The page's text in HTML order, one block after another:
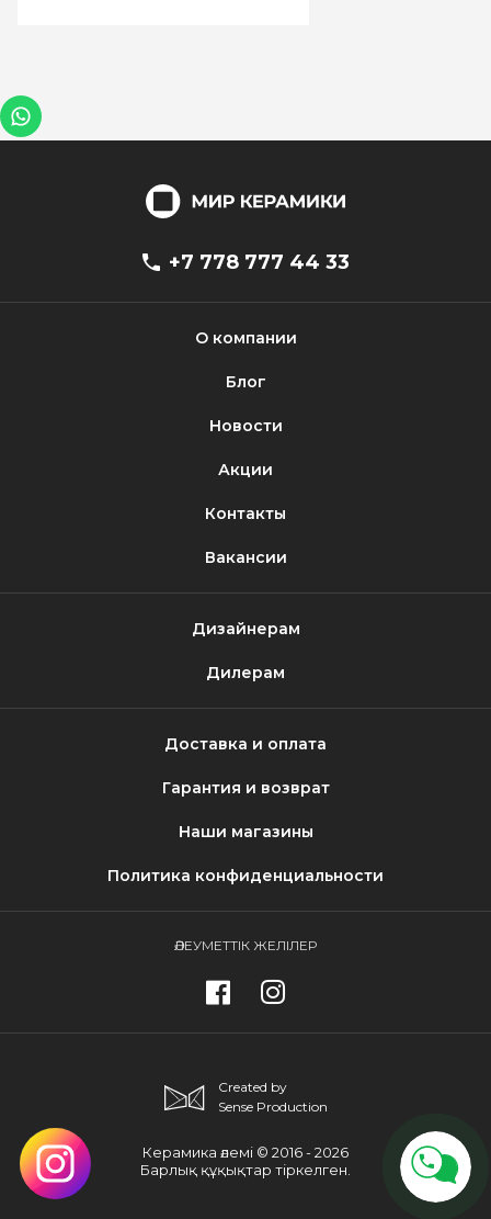
+7 778 777 44 33
О компании
Блог
Новости
Акции
Контакты
Вакансии
Дизайнерам
Дилерам
Доставка и оплата
Гарантия и возврат
Наши магазины
Политика конфиденциальности
ӘЛЕУМЕТТІК ЖЕЛІЛЕР
Керамика әлемі © 2016 - 2026
Барлық құқықтар тіркелген.
Created by
Sense Production